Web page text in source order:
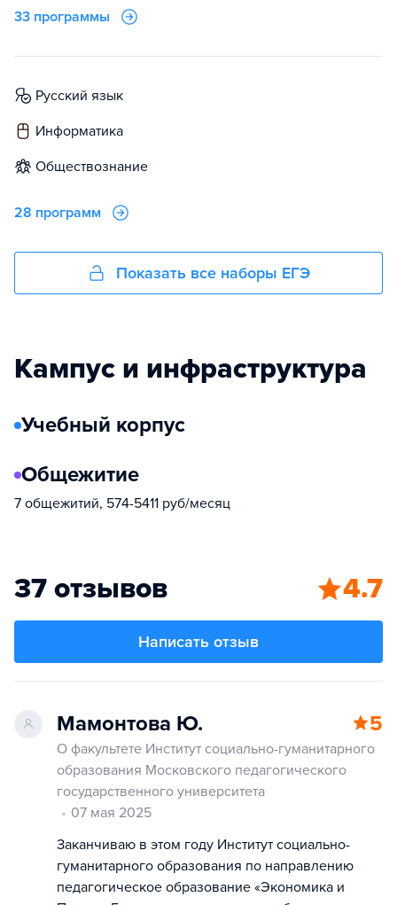
33 программы
русский язык
информатика
обществознание
28 программ
Показать все наборы ЕГЭ
Кампус и инфраструктура
Учебный корпус
Общежитие
7 общежитий, 574-5411 руб/месяц
37 отзывов 4.7
Написать отзыв
Мамонтова Ю. 5
О факультете Институт социально-гуманитарного
образования Московского педагогического
государственного университета
07 мая 2025
Заканчиваю в этом году Институт социально-
гуманитарного образования по направлению
педагогическое образование «Экономика и